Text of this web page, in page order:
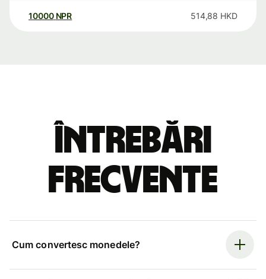
10000 NPR 514,88 HKD
Întrebări
frecvente
Cum convertesc monedele?